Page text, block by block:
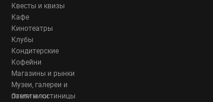
Квесты и квизы
Кафе
Кинотеатры
Клубы
Кондитерские
Кофейни
Магазины и рынки
Музеи, галереи и
памятники
Отели и гостиницы